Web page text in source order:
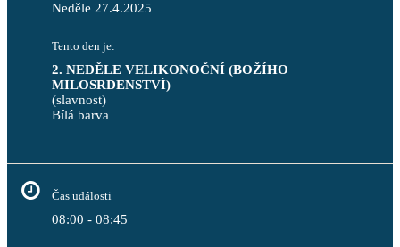
Neděle 27.4.2025
Tento den je:
2. NEDĚLE VELIKONOČNÍ (BOŽÍHO
MILOSRDENSTVÍ)
(slavnost)
Bílá barva
Čas události
08:00 - 08:45